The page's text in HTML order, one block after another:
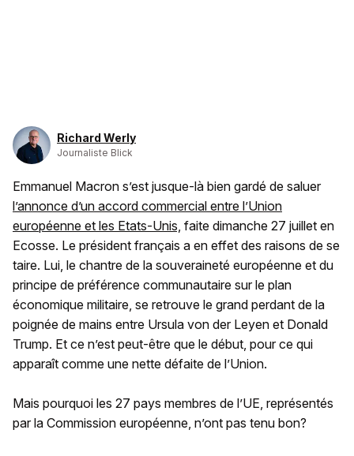
Richard Werly
Journaliste Blick
Emmanuel Macron s’est jusque-là bien gardé de saluer
l’annonce d’un accord commercial entre l’Union
européenne et les Etats-Unis, faite dimanche 27 juillet en
Ecosse. Le président français a en effet des raisons de se
taire. Lui, le chantre de la souveraineté européenne et du
principe de préférence communautaire sur le plan
économique militaire, se retrouve le grand perdant de la
poignée de mains entre Ursula von der Leyen et Donald
Trump. Et ce n’est peut-être que le début, pour ce qui
apparaît comme une nette défaite de l’Union.
Mais pourquoi les 27 pays membres de l’UE, représentés
par la Commission européenne, n’ont pas tenu bon?